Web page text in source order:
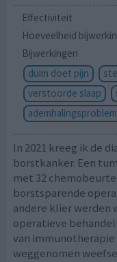
Effectiviteit
Hoeveelheid
Bijwerkingen
duim doet pijn
verstoorde slaap
In 2021 kreeg ik de
borstkanker. Een
met 32
borstsparende
andere klier werden
operatieve
van
weggenomen